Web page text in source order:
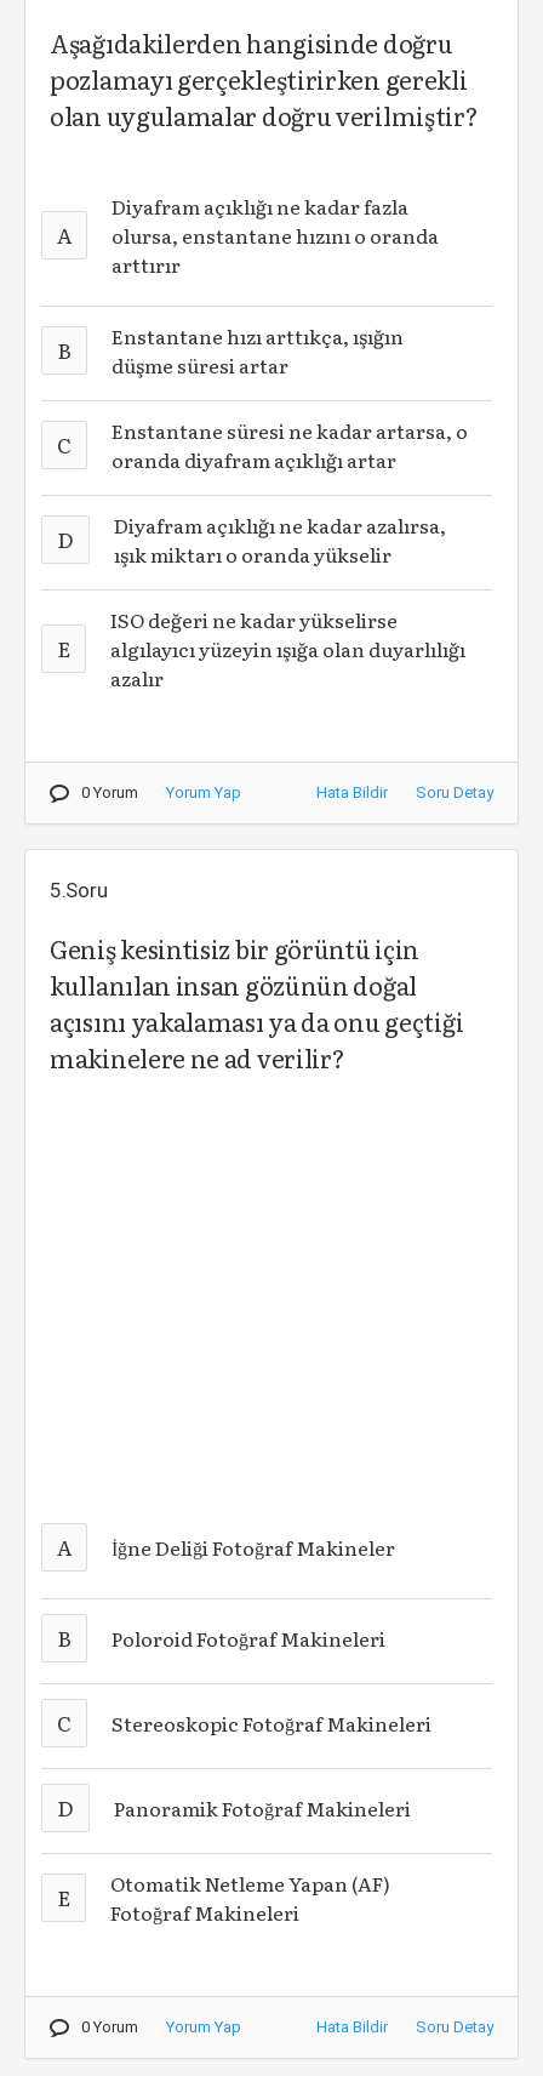
Aşağıdakilerden hangisinde doğru
pozlamayı gerçekleştirirken gerekli
olan uygulamalar doğru verilmiştir?
A
Diyafram açıklığı ne kadar fazla
olursa, enstantane hızını o oranda
arttırır
B
Enstantane hızı arttıkça, ışığın
düşme süresi artar
C
Enstantane süresi ne kadar artarsa, o
oranda diyafram açıklığı artar
D
Diyafram açıklığı ne kadar azalırsa,
ışık miktarı o oranda yükselir
E
ISO değeri ne kadar yükselirse
algılayıcı yüzeyin ışığa olan duyarlılığı
azalır
0 Yorum Yorum Yap Hata Bildir Soru Detay
5.Soru
Geniş kesintisiz bir görüntü için
kullanılan insan gözünün doğal
açısını yakalaması ya da onu geçtiği
makinelere ne ad verilir?
A İğne Deliği Fotoğraf Makineler
B Poloroid Fotoğraf Makineleri
C Stereoskopic Fotoğraf Makineleri
D Panoramik Fotoğraf Makineleri
E
Otomatik Netleme Yapan (AF)
Fotoğraf Makineleri
0 Yorum Yorum Yap Hata Bildir Soru Detay